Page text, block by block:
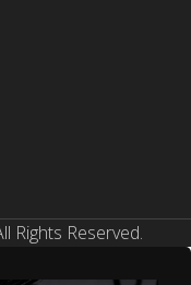
Rights Reserved.